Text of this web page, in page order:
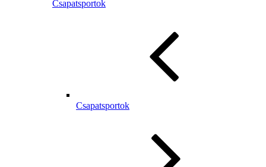
Csapatsportok
Csapatsportok